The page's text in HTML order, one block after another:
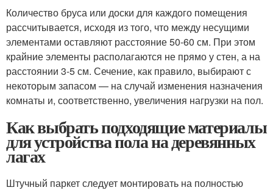
Количество бруса или доски для каждого помещения
рассчитывается, исходя из того, что между несущими
элементами оставляют расстояние 50-60 см. При этом
крайние элементы располагаются не прямо у стен, а на
расстоянии 3-5 см. Сечение, как правило, выбирают с
некоторым запасом — на случай изменения назначения
комнаты и, соответственно, увеличения нагрузки на пол.
Как выбрать подходящие материалы
для устройства пола на деревянных
лагах
Штучный паркет следует монтировать на полностью